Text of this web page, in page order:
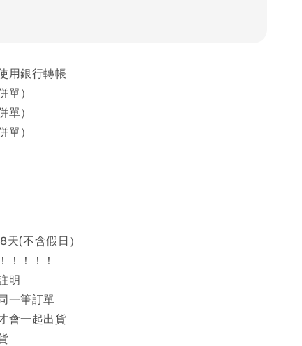
用銀行轉帳
單）
單）
單）
(不含假日）
！！！！
明
一筆訂單
會一起出貨